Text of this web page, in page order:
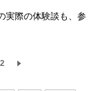
実際の体験談も、参
2